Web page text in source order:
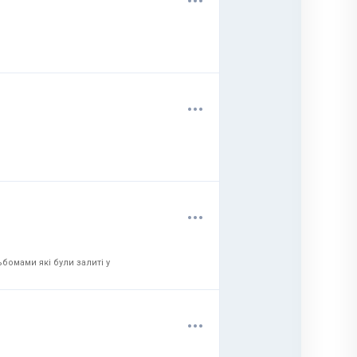
...
...
які були залиті у
...